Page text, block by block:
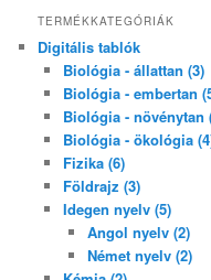
TERMÉKKATEGÓRIÁK
Digitális tablók
Biológia - állattan (3)
Biológia - embertan
Biológia - növénytan
Biológia - ökológia
Fizika (6)
Földrajz (3)
Idegen nyelv (5)
Angol nyelv (2)
Német nyelv (2)